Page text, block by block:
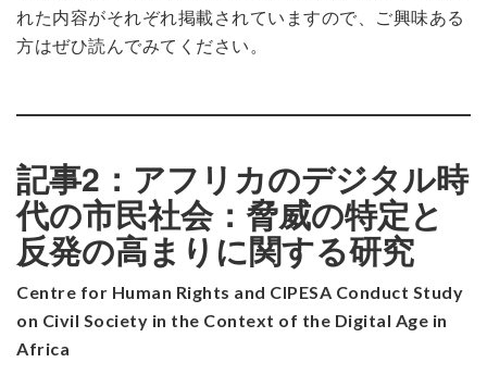
れた内容がそれぞれ掲載されていますので、ご興味ある
方はぜひ読んでみてください。
記事2：アフリカのデジタル時
代の市民社会：脅威の特定と
反発の高まりに関する研究
Centre for Human Rights and CIPESA Conduct Study
on Civil Society in the Context of the Digital Age in
Africa